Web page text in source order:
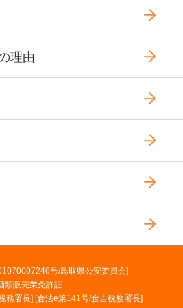
理由
号/鳥取県公安委員会]
類販売業免許証
務署長] [倉法e第141号/倉吉税務署長]